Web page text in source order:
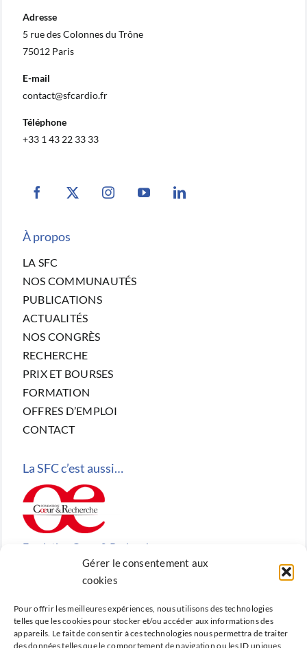
Gérer le consentement aux
cookies
Pour offrir les meilleures expériences, nous utilisons des technologies
telles que les cookies pour stocker et/ou accéder aux informations des
appareils. Le fait de consentir à ces technologies nous permettra de traiter
des données telles que le comportement de navigation ou les ID uniques
Adresse
5 rue des Colonnes du Trône
75012 Paris
E-mail
contact@sfcardio.fr
Téléphone
+33 1 43 22 33 33
À propos
LA SFC
NOS COMMUNAUTÉS
PUBLICATIONS
ACTUALITÉS
NOS CONGRÈS
RECHERCHE
PRIX ET BOURSES
FORMATION
OFFRES D’EMPLOI
CONTACT
La SFC c’est aussi…
Fondation Cœur & Recherche
Reconnue d’utilité publique, la Fondation Cœur &
créée en 2010 par la SFC.